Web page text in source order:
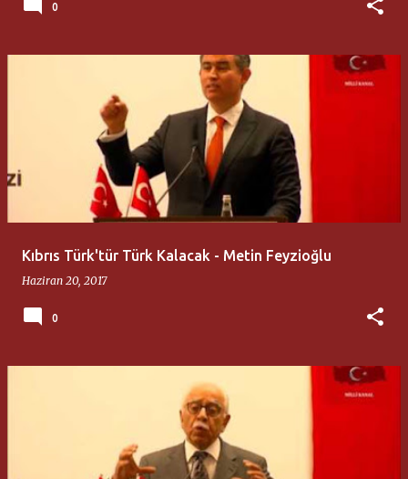
0
Kıbrıs Türk'tür Türk Kalacak - Metin Feyzioğlu
Haziran 20, 2017
0